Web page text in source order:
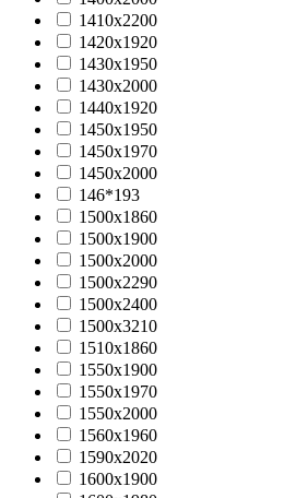
1410х2200
1420х1920
1430х1950
1430х2000
1440x1920
1450х1950
1450х1970
1450х2000
146*193
1500х1860
1500х1900
1500х2000
1500х2290
1500х2400
1500х3210
1510х1860
1550х1900
1550х1970
1550х2000
1560х1960
1590х2020
1600х1900